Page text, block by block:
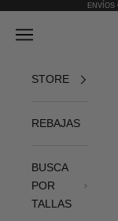
ENVÍOS
Abrir menú de
STORE
REBAJAS
BUSCA
POR
TALLAS